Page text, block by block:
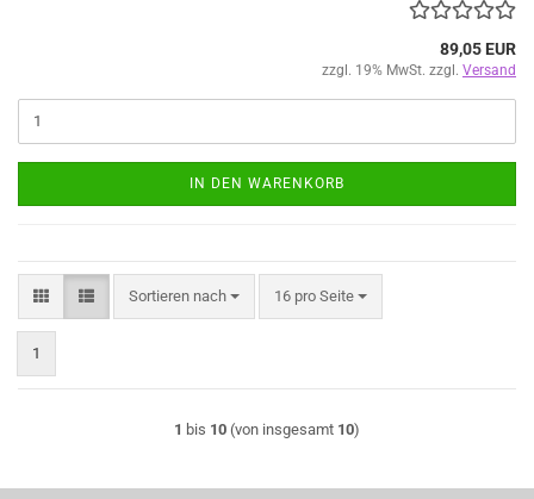
89,05 EUR
zzgl. 19% MwSt. zzgl. Versand
IN DEN WARENKORB
Sortieren nach
Sortieren nach 16 pro Seite
pro Seite
1
1 bis 10 (von insgesamt 10)